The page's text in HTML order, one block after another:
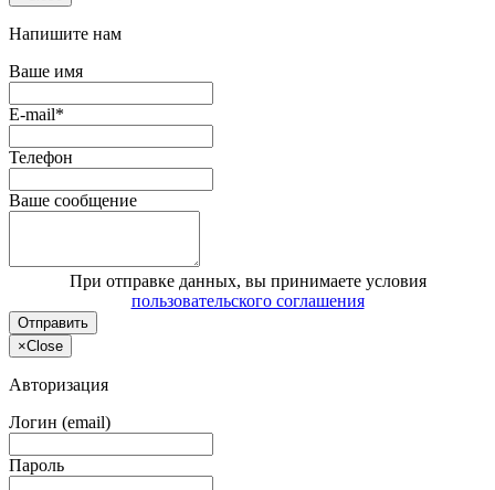
Напишите нам
Ваше имя
E-mail*
Телефон
Ваше сообщение
При отправке данных, вы принимаете условия
пользовательского соглашения
Отправить
×Close
Авторизация
Логин (email)
Пароль